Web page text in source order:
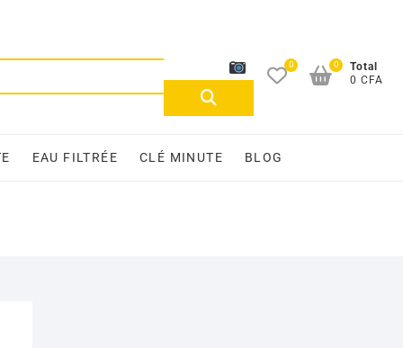
Recherche
0
Total
0 CFA
0
EAU FILTRÉE CLÉ MINUTE BLOG